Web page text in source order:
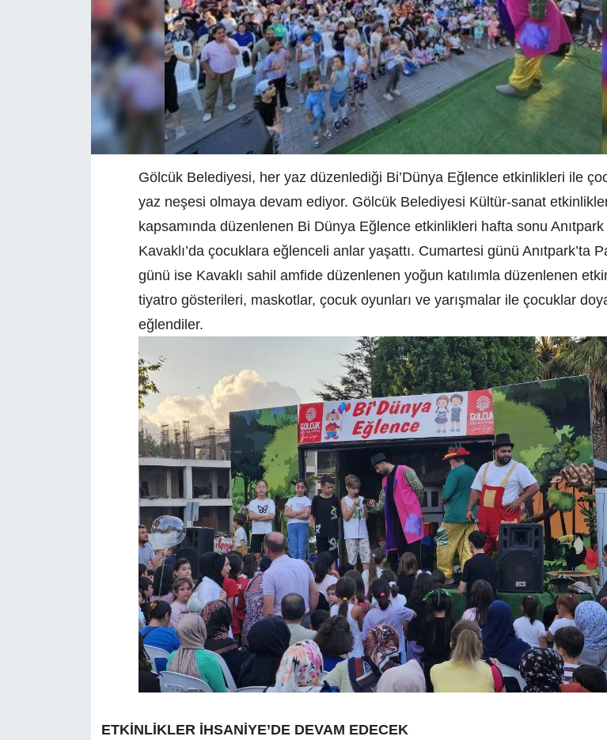
Gölcük Belediyesi, her yaz düzenlediği Bi’Dünya Eğlence etkinlikleri ile
yaz neşesi olmaya devam ediyor. Gölcük Belediyesi Kültür-sanat
kapsamında düzenlenen Bi Dünya Eğlence etkinlikleri hafta sonu Anıtpark
Kavaklı’da çocuklara eğlenceli anlar yaşattı. Cumartesi günü Anıtpark’ta
günü ise Kavaklı sahil amfide düzenlenen yoğun katılımla düzenlenen
tiyatro gösterileri, maskotlar, çocuk oyunları ve yarışmalar ile çocuklar
eğlendiler.
ETKİNLİKLER İHSANİYE’DE DEVAM EDECEK